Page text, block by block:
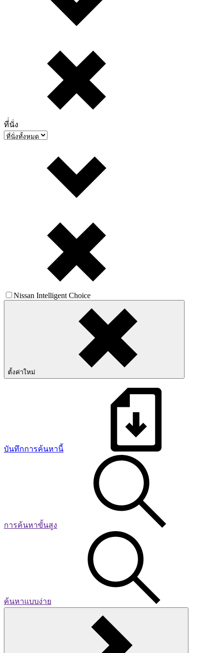
ที่่นั่ง
Nissan Intelligent Choice
ตั้งค่าใหม่
บันทึกการค้นหานี้
การค้นหาขั้นสูง
ค้นหาแบบง่าย